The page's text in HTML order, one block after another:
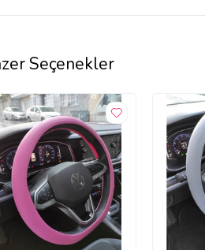
Seçenekler